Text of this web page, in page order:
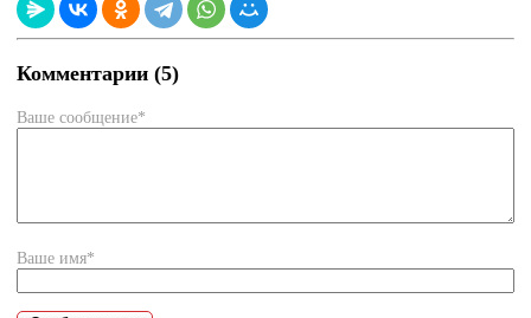
Комментарии (5)
Ваше сообщение*
Ваше имя*